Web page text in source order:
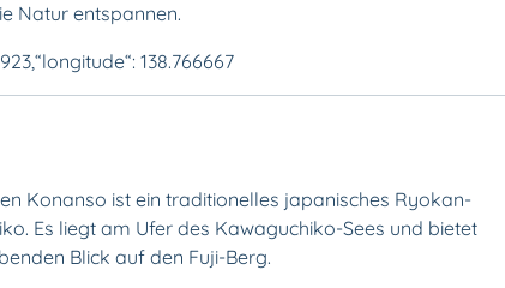
Natur entspannen.
138.766667
Konanso ist ein traditionelles japanisches Ryokan-
Es liegt am Ufer des Kawaguchiko-Sees und bietet
Blick auf den Fuji-Berg.